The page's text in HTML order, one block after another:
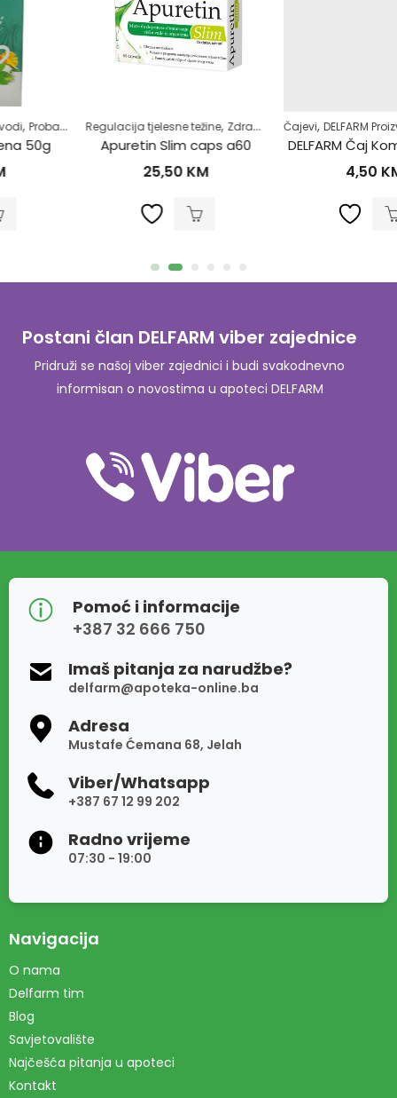
,Regulacija stolice-zatvor,Samoliječenje Zdrav život
Regulacija tjelesne težine,Zdrav život
Apuretin Slim caps a60
Čajevi,DELFARM Proizvodi,Zdrav život
DELFARM Čaj Komorač 50g
Postani član DELFARM viber zajednice
Pridruži se našoj viber zajednici i budi svakodnevno
informisan o novostima u apoteci DELFARM
Pomoć i informacije
+387 32 666 750
Imaš pitanja za narudžbe?
delfarm@apoteka-online.ba
Adresa
Mustafe Ćemana 68, Jelah
Viber/Whatsapp
+387 67 12 99 202
Radno vrijeme
07:30 - 19:00
Navigacija
O nama
Delfarm tim
Blog
Savjetovalište
Najčešća pitanja u apoteci
Kontakt